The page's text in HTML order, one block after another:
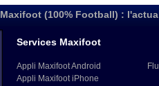
Maxifoot (100% Football) :
Services Maxifoot
Appli Maxifoot Android
Appli Maxifoot iPhone